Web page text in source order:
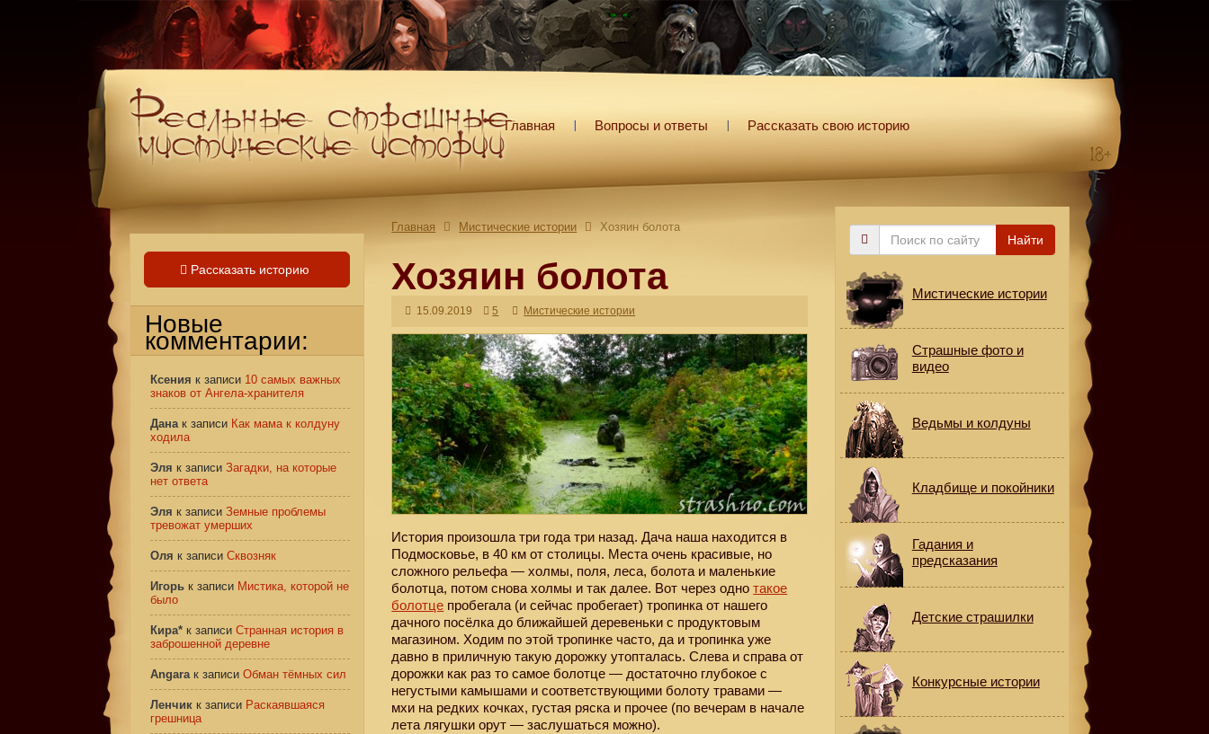
Главная Вопросы и ответы Рассказать свою историю
Главная Мистические истории Хозяин болота
Хозяин болота
15.09.2019 5 Мистические истории
История произошла три года три назад. Дача наша находится в
Подмосковье, в 40 км от столицы. Места очень красивые, но
сложного рельефа — холмы, поля, леса, болота и маленькие
болотца, потом снова холмы и так далее. Вот через однотакое
болотце пробегала (и сейчас пробегает) тропинка от нашего
дачного посёлка до ближайшей деревеньки с продуктовым
магазином. Ходим по этой тропинке часто, да и тропинка уже
давно в приличную такую дорожку утопталась. Слева и справа от
дорожки как раз то самое болотце — достаточно глубокое с
негустыми камышами и соответствующими болоту травами —
мхи на редких кочках, густая ряска и прочее (по вечерам в начале
лета лягушки орут — заслушаться можно).
Рассказать историю
Новые
комментарии:
Ксения к записи 10 самых важных
знаков от Ангела-хранителя
Данак записи Как мама к колдуну
ходила
Эля к записи Загадки, на которые
нет ответа
Эля к записи Земные проблемы
тревожат умерших
Оля к записи Сквозняк
Игорь к записи Мистика, которой не
было
Кира* к записи Странная история в
заброшенной деревне
Angaraк записи Обман тёмных сил
Ленчик к записи Раскаявшаяся
грешница
Поиск
Найти
Мистические истории
Страшные фото и
видео
Ведьмы и колдуны
Кладбище и покойники
Гадания и
предсказания
Детские страшилки
Конкурсные истории